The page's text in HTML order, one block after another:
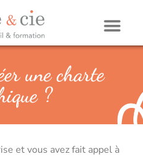
une charte
?
et vous avez fait appel à